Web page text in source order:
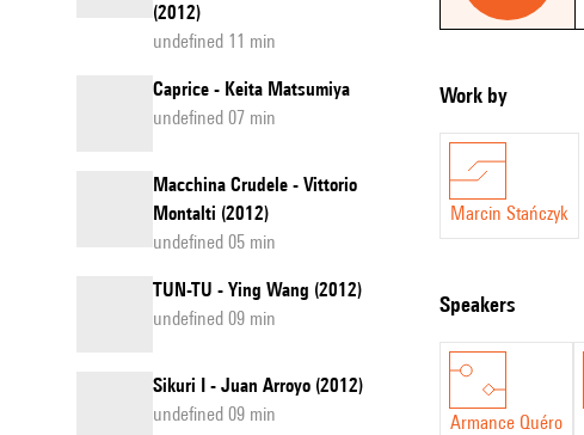
(2012)
undefined 11 min
Caprice - Keita Matsumiya
undefined 07 min
Macchina Crudele - Vittorio
Montalti (2012)
undefined 05 min
TUN-TU - Ying Wang (2012)
undefined 09 min
Sikuri I - Juan Arroyo (2012)
undefined 09 min
Work by
Marcin Stańczyk
speakers
Armance Quéro